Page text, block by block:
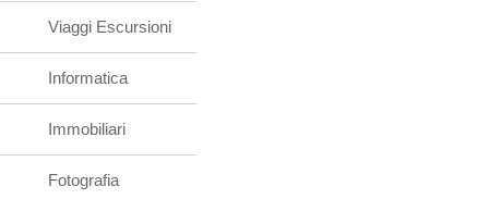
Viaggi Escursioni
Informatica
Immobiliari
Fotografia